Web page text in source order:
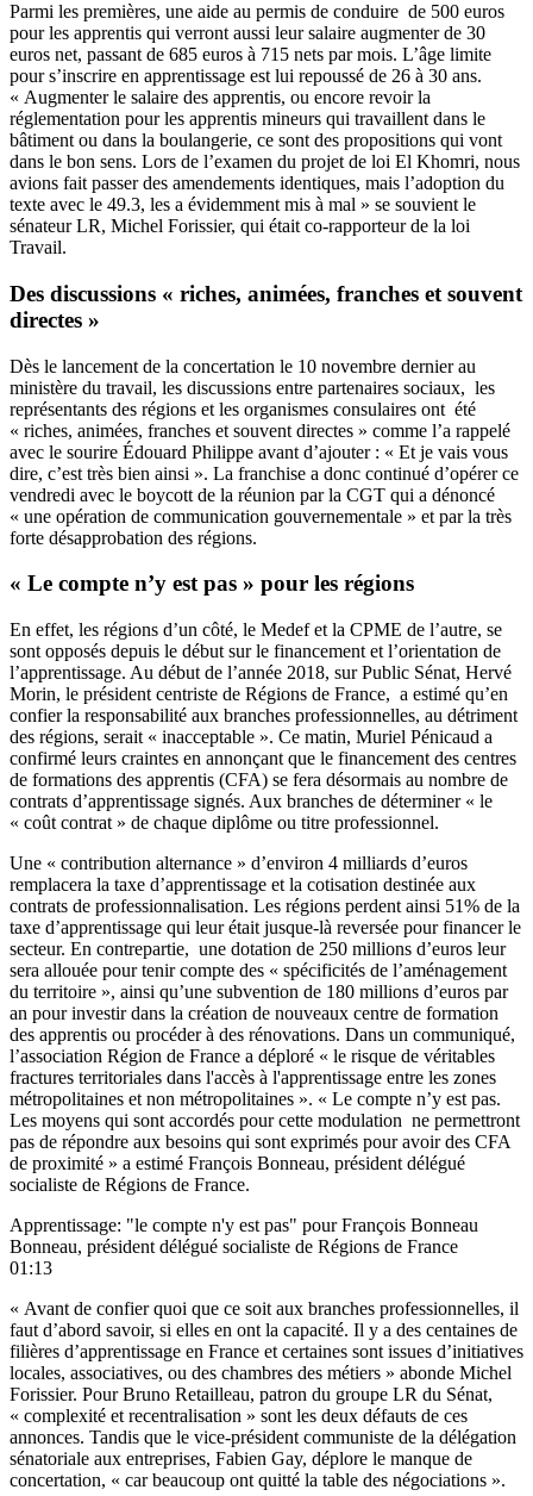
Parmi les premières, une aide au permis de conduire de 500 euros
pour les apprentis qui verront aussi leur salaire augmenter de 30
euros net, passant de 685 euros à 715 nets par mois. L’âge limite
pour s’inscrire en apprentissage est lui repoussé de 26 à 30 ans.
« Augmenter le salaire des apprentis, ou encore revoir la
réglementation pour les apprentis mineurs qui travaillent dans le
bâtiment ou dans la boulangerie, ce sont des propositions qui vont
dans le bon sens. Lors de l’examen du projet de loi El Khomri, nous
avions fait passer des amendements identiques, mais l’adoption du
texte avec le 49.3, les a évidemment mis à mal » se souvient le
sénateur LR, Michel Forissier, qui était co-rapporteur de la loi
Travail.
Des discussions « riches, animées, franches et souvent
directes »
Dès le lancement de la concertation le 10 novembre dernier au
ministère du travail, les discussions entre partenaires sociaux, les
représentants des régions et les organismes consulaires ont été
« riches, animées, franches et souvent directes » comme l’a rappelé
avec le sourire Édouard Philippe avant d’ajouter : « Et je vais vous
dire, c’est très bien ainsi ». La franchise a donc continué d’opérer ce
vendredi avec le boycott de la réunion par la CGT qui a dénoncé
« une opération de communication gouvernementale » et par la très
forte désapprobation des régions.
« Le compte n’y est pas » pour les régions
En effet, les régions d’un côté, le Medef et la CPME de l’autre, se
sont opposés depuis le début sur le financement et l’orientation de
l’apprentissage. Au début de l’année 2018, sur Public Sénat, Hervé
Morin, le président centriste de Régions de France, a estimé qu’en
confier la responsabilité aux branches professionnelles, au détriment
des régions, serait « inacceptable ». Ce matin, Muriel Pénicaud a
confirmé leurs craintes en annonçant que le financement des centres
de formations des apprentis (CFA) se fera désormais au nombre de
contrats d’apprentissage signés. Aux branches de déterminer « le
« coût contrat » de chaque diplôme ou titre professionnel.
Une « contribution alternance » d’environ 4 milliards d’euros
remplacera la taxe d’apprentissage et la cotisation destinée aux
contrats de professionnalisation. Les régions perdent ainsi 51% de la
taxe d’apprentissage qui leur était jusque-là reversée pour financer le
secteur. En contrepartie, une dotation de 250 millions d’euros leur
sera allouée pour tenir compte des « spécificités de l’aménagement
du territoire », ainsi qu’une subvention de 180 millions d’euros par
an pour investir dans la création de nouveaux centre de formation
des apprentis ou procéder à des rénovations. Dans un communiqué,
l’association Région de France a déploré « le risque de véritables
fractures territoriales dans l'accès à l'apprentissage entre les zones
métropolitaines et non métropolitaines ». « Le compte n’y est pas.
Les moyens qui sont accordés pour cette modulation ne permettront
pas de répondre aux besoins qui sont exprimés pour avoir des CFA
de proximité » a estimé François Bonneau, président délégué
socialiste de Régions de France.
Apprentissage: "le compte n'y est pas" pour François Bonneau
Bonneau, président délégué socialiste de Régions de France
01:13
« Avant de confier quoi que ce soit aux branches professionnelles, il
faut d’abord savoir, si elles en ont la capacité. Il y a des centaines de
filières d’apprentissage en France et certaines sont issues d’initiatives
locales, associatives, ou des chambres des métiers » abonde Michel
Forissier. Pour Bruno Retailleau, patron du groupe LR du Sénat,
« complexité et recentralisation » sont les deux défauts de ces
annonces. Tandis que le vice-président communiste de la délégation
sénatoriale aux entreprises, Fabien Gay, déplore le manque de
concertation, « car beaucoup ont quitté la table des négociations ».